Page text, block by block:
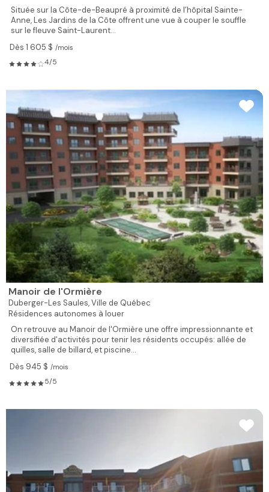
Située sur la Côte-de-Beaupré à proximité de l’hôpital Sainte-
Anne, Les Jardins de la Côte offrent une vue à couper le souffle
sur le fleuve Saint-Laurent...
Dès 1 605 $ /mois
4/5
Manoir de l'Ormière
Duberger-Les Saules,Ville de Québec
Résidences autonomes à louer
On retrouve au Manoir de l'Ormière une offre impressionnante et
diversifiée d'activités pour tenir les résidents occupés: allée de
quilles, salle de billard, et piscine...
Dès 945 $ /mois
5/5